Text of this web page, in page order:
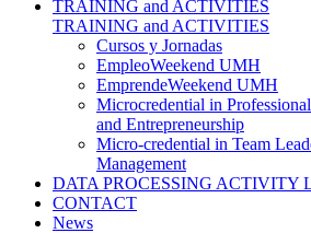
TRAINING and ACTIVITIES
TRAINING and ACTIVITIES
Cursos y Jornadas
EmpleoWeekend UMH
EmprendeWeekend UMH
Microcredential in
and Entrepreneurship
Micro-credential in Team
Management
DATA PROCESSING ACTIVITY
CONTACT
News